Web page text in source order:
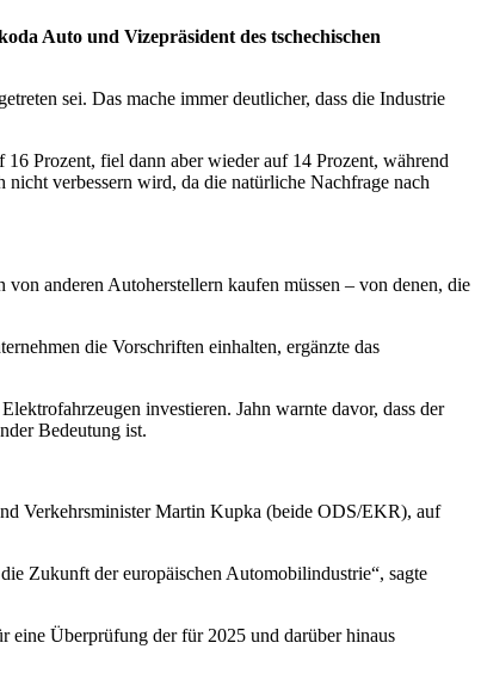
Auto und Vizepräsident des tschechischen
sei. Das mache immer deutlicher, dass die Industrie
Prozent, fiel dann aber wieder auf 14 Prozent, während
verbessern wird, da die natürliche Nachfrage nach
anderen Autoherstellern kaufen müssen – von denen, die
die Vorschriften einhalten, ergänzte das
investieren. Jahn warnte davor, dass der
Bedeutung ist.
Verkehrsminister Martin Kupka (beide ODS/EKR), auf
Zukunft der europäischen Automobilindustrie“, sagte
eine Überprüfung der für 2025 und darüber hinaus